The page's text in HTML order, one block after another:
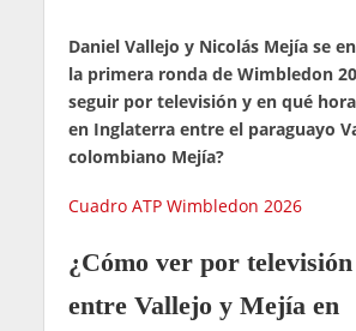
Daniel Vallejo y Nicolás Mejía se
la primera ronda de Wimbledon
seguir por televisión y en qué
en Inglaterra entre el paraguayo
colombiano Mejía?
Cuadro ATP Wimbledon 2026
¿Cómo ver por
entre Vallejo y Mejía en